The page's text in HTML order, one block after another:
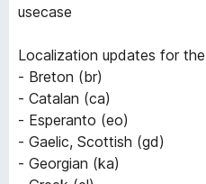
usecase
Localization updates for
- Breton (br)
- Catalan (ca)
- Esperanto (eo)
- Gaelic, Scottish (gd)
- Georgian (ka)